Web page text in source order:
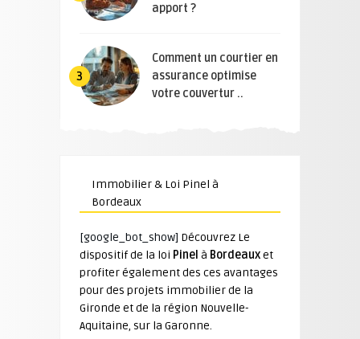
apport ?
3
Comment un courtier en
assurance optimise
votre couvertur ..
Immobilier & Loi Pinel à
Bordeaux
[google_bot_show] Découvrez Le
dispositif de la loi Pinel à Bordeauxet
profiter également des ces avantages
pour des projets immobilier de la
Gironde et de la région Nouvelle-
Aquitaine, sur la Garonne.